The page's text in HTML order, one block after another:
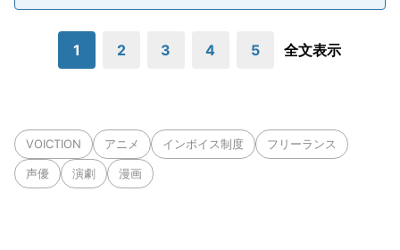
1 2 3 4 5 全文表示
VOICTION アニメ インボイス制度 フリーランス
声優 演劇 漫画